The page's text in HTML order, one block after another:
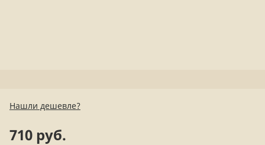
Нашли дешевле?
710 руб.